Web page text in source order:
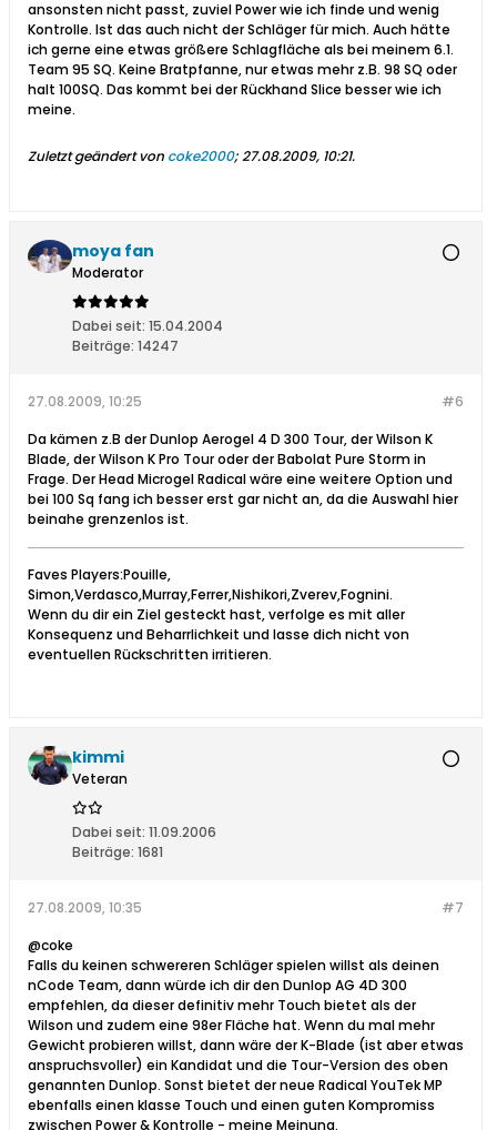
ansonsten nicht passt, zuviel Power wie ich finde und wenig
Kontrolle. Ist das auch nicht der Schläger für mich. Auch hätte
ich gerne eine etwas größere Schlagfläche als bei meinem 6.1.
Team 95 SQ. Keine Bratpfanne, nur etwas mehr z.B. 98 SQ oder
halt 100SQ. Das kommt bei der Rückhand Slice besser wie ich
meine.
Zuletzt geändert von coke2000;27.08.2009, 10:21.
moya fan
Moderator
Dabei seit: 15.04.2004
Beiträge: 14247
#6
27.08.2009, 10:25
Da kämen z.B der Dunlop Aerogel 4 D 300 Tour, der Wilson K
Blade, der Wilson K Pro Tour oder der Babolat Pure Storm in
Frage. Der Head Microgel Radical wäre eine weitere Option und
bei 100 Sq fang ich besser erst gar nicht an, da die Auswahl hier
beinahe grenzenlos ist.
Faves Players:Pouille,
Simon,Verdasco,Murray,Ferrer,Nishikori,Zverev,Fognini.
Wenn du dir ein Ziel gesteckt hast, verfolge es mit aller
Konsequenz und Beharrlichkeit und lasse dich nicht von
eventuellen Rückschritten irritieren.
kimmi
Veteran
Dabei seit: 11.09.2006
Beiträge: 1681
#7
27.08.2009, 10:35
@coke
Falls du keinen schwereren Schläger spielen willst als deinen
nCode Team, dann würde ich dir den Dunlop AG 4D 300
empfehlen, da dieser definitiv mehr Touch bietet als der
Wilson und zudem eine 98er Fläche hat. Wenn du mal mehr
Gewicht probieren willst, dann wäre der K-Blade (ist aber etwas
anspruchsvoller) ein Kandidat und die Tour-Version des oben
genannten Dunlop. Sonst bietet der neue Radical YouTek MP
ebenfalls einen klasse Touch und einen guten Kompromiss
zwischen Power & Kontrolle - meine Meinung.